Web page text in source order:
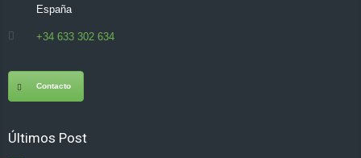
España
+34 633 302 634
Contacto
Últimos Post